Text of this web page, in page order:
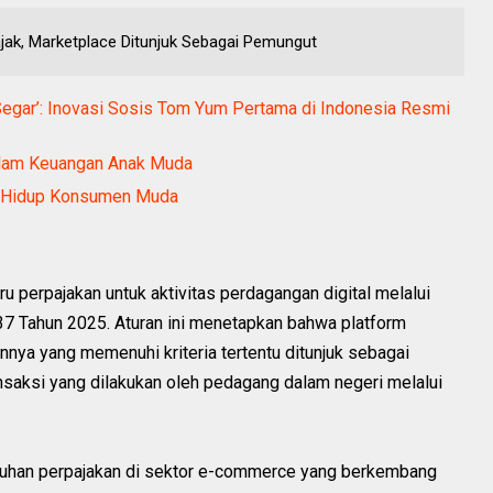
Marketplace Ditunjuk Sebagai Pemungut
Inovasi Sosis Tom Yum Pertama di Indonesia Resmi
Keuangan Anak Muda
Konsumen Muda
perpajakan untuk aktivitas perdagangan digital melalui
Tahun 2025. Aturan ini menetapkan bahwa platform
yang memenuhi kriteria tertentu ditunjuk sebagai
yang dilakukan oleh pedagang dalam negeri melalui
perpajakan di sektor e-commerce yang berkembang